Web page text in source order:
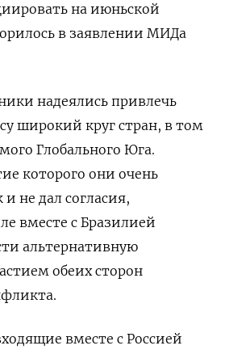
на июньской
в заявлении МИДа
надеялись привлечь
широкий круг стран, в том
Глобального Юга.
которого они очень
не дал согласия,
вместе с Бразилией
альтернативную
обеих сторон
вместе с Россией